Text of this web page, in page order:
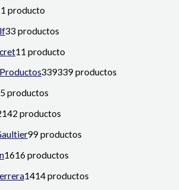
1 producto
33 productos
11 producto
339339 productos
5 productos
142 productos
99 productos
1616 productos
1414 productos